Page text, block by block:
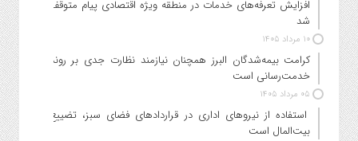
افزایش تعرفه‌های خدمات در منطقه ویژه اقتصادی پیام متوقف
شد
۱۰ مرداد ۱۴۰۵
کرامت بیمه‌شدگان البرز همچنان نیازمند نظارت جدی بر روند
خدمت‌رسانی است
۰۵ مرداد ۱۴۰۵
استفاده از نیروهای اداری در قراردادهای فضای سبز، تضییع
بیت‌المال است